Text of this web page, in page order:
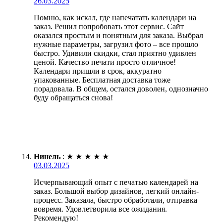
Помню, как искал, где напечатать календари на
заказ. Решил попробовать этот сервис. Сайт
оказался простым и понятным для заказа. Выбрал
нужные параметры, загрузил фото – все прошло
быстро. Удивили скидки, стал приятно удивлен
ценой. Качество печати просто отличное!
Календари пришли в срок, аккуратно
упакованные. Бесплатная доставка тоже
порадовала. В общем, остался доволен, однозначно
буду обращаться снова!
Нинель : ★ ★ ★ ★ ★
03.03.2025
Исчерпывающий опыт с печатью календарей на
заказ. Большой выбор дизайнов, легкий онлайн-
процесс. Заказала, быстро обработали, отправка
вовремя. Удовлетворила все ожидания.
Рекомендую!